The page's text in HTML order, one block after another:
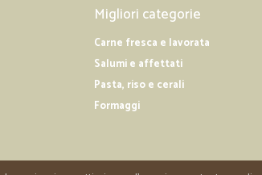
Migliori categorie
Carne fresca e lavorata
Salumi e affettati
Pasta, riso e cerali
Formaggi